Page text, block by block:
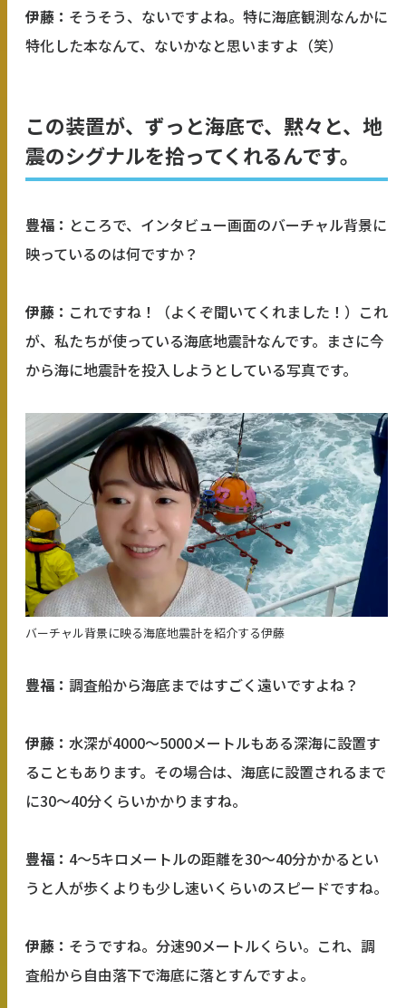
伊藤： そうそう、ないですよね。特に海底観測なんかに
特化した本なんて、ないかなと思いますよ（笑）
この装置が、ずっと海底で、黙々と、地
震のシグナルを拾ってくれるんです。
豊福： ところで、インタビュー画面のバーチャル背景に
映っているのは何ですか？
伊藤： これですね！（よくぞ聞いてくれました！）これ
が、私たちが使っている海底地震計なんです。まさに今
から海に地震計を投入しようとしている写真です。
バーチャル背景に映る海底地震計を紹介する伊藤
豊福： 調査船から海底まではすごく遠いですよね？
伊藤： 水深が4000～5000メートルもある深海に設置す
ることもあります。その場合は、海底に設置されるまで
に30～40分くらいかかりますね。
豊福： 4～5キロメートルの距離を30～40分かかるとい
うと人が歩くよりも少し速いくらいのスピードですね。
伊藤： そうですね。分速90メートルくらい。これ、調
査船から自由落下で海底に落とすんですよ。